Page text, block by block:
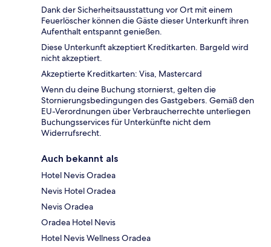
Dank der Sicherheitsausstattung vor Ort mit einem
Feuerlöscher können die Gäste dieser Unterkunft ihren
Aufenthalt entspannt genießen.
Diese Unterkunft akzeptiert Kreditkarten. Bargeld wird
nicht akzeptiert.
Akzeptierte Kreditkarten: Visa, Mastercard
Wenn du deine Buchung stornierst, gelten die
Stornierungsbedingungen des Gastgebers. Gemäß den
EU-Verordnungen über Verbraucherrechte unterliegen
Buchungsservices für Unterkünfte nicht dem
Widerrufsrecht.
Auch bekannt als
Hotel Nevis Oradea
Nevis Hotel Oradea
Nevis Oradea
Oradea Hotel Nevis
Hotel Nevis Wellness Oradea